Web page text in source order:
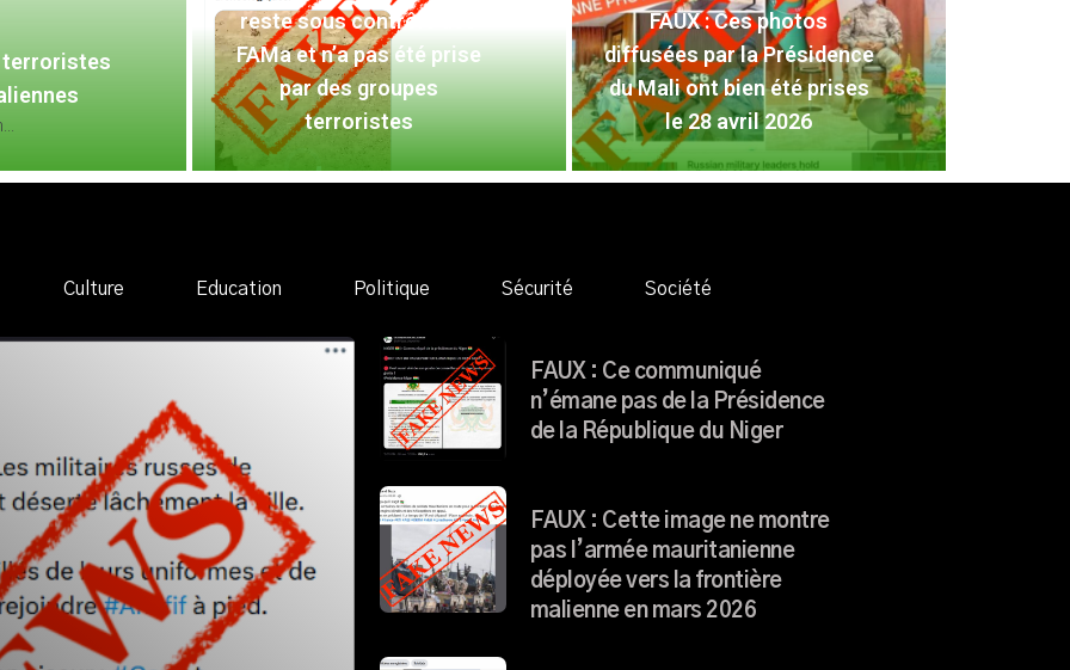
terroristes
reste sous contrôle des
FAMa et n’a pas été prise
par des groupes
terroristes
FAUX : Ces photos
diffusées par la Présidence
du Mali ont bien été prises
le 28 avril 2026
Culture Education Politique Sécurité Société
FAUX : Ce communiqué
n’émane pas de la Présidence
de la République du Niger
FAUX : Cette image ne montre
pas l’armée mauritanienne
déployée vers la frontière
malienne en mars 2026